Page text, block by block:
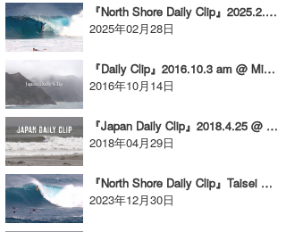
『North Shore Daily Clip』2025.2.26 & 27 @ PIPE & BACKDOOR & OTW
2025年02月28日
『Daily Clip』2016.10.3 am @ Miyazaki
2016年10月14日
『Japan Daily Clip』2018.4.25 @ Irago vol.2
2018年04月29日
『North Shore Daily Clip』Taisei Akiyama / 2023.12.28 @ Waimea
2023年12月30日
ハンマー
まっきー
三輪予報士
小川予報士
上田純子
上條将美